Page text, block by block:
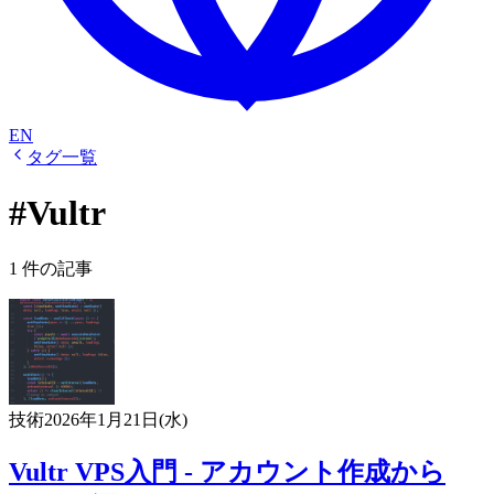
EN
タグ一覧
#Vultr
1 件の記事
技術2026年1月21日(水)
Vultr VPS入門 - アカウント作成から